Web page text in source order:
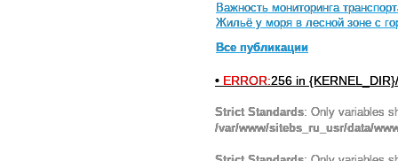
Важность мониторинга
Жильё у моря в лесной зоне с
Все публикации
• ERROR:256 in
Strict Standards: Only variables
/var/www/sitebs_ru_usr/data/